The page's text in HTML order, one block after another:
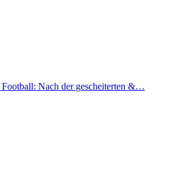
Football: Nach der gescheiterten &…